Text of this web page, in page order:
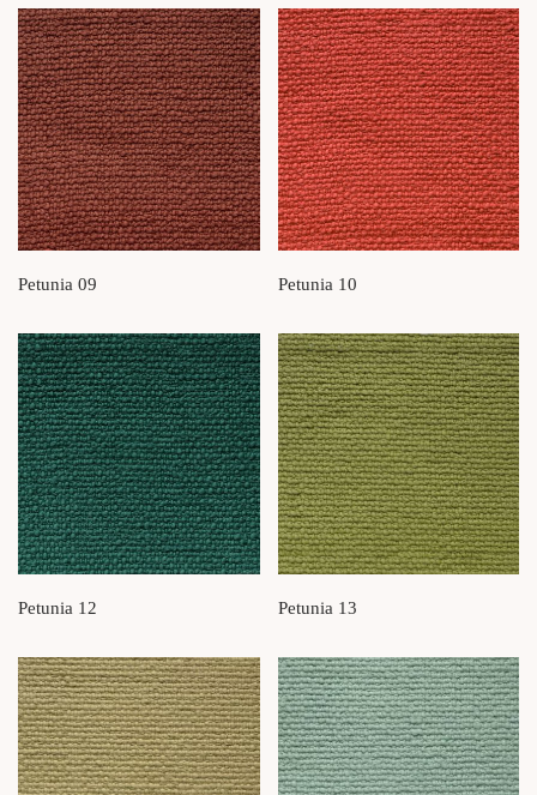
Petunia 09 Petunia 10
Petunia 12 Petunia 13